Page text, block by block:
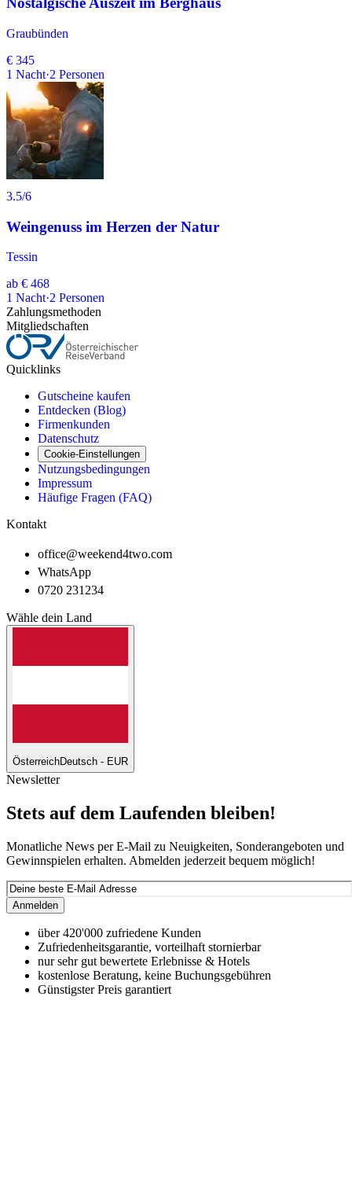
Graubünden
€ 345
1 Nacht·2 Personen
3.5/6
Weingenuss im Herzen der Natur
Tessin
ab € 468
1 Nacht·2 Personen
Zahlungsmethoden
Mitgliedschaften
Quicklinks
Gutscheine kaufen
Entdecken (Blog)
Firmenkunden
Datenschutz
Cookie-Einstellungen
Nutzungsbedingungen
Impressum
Häufige Fragen (FAQ)
Kontakt
office@weekend4two.com
WhatsApp
0720 231234
Wähle dein Land
ÖsterreichDeutsch - EUR
Newsletter
Stets auf dem Laufenden bleiben!
Monatliche News per E-Mail zu Neuigkeiten, Sonderangeboten und
Gewinnspielen erhalten. Abmelden jederzeit bequem möglich!
Anmelden
über 420'000 zufriedene Kunden
Zufriedenheitsgarantie, vorteilhaft stornierbar
nur sehr gut bewertete Erlebnisse & Hotels
kostenlose Beratung, keine Buchungsgebühren
Günstigster Preis garantiert